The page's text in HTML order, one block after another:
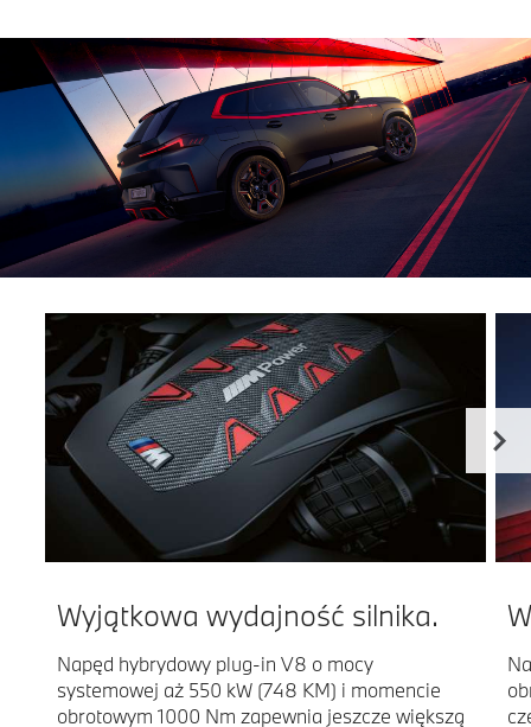
Wyjątkowa wydajność silnika.
Napęd hybrydowy plug-in V8 o mocy
systemowej aż 550 kW (748 KM) i momencie
obrotowym 1000 Nm zapewnia jeszcze większą